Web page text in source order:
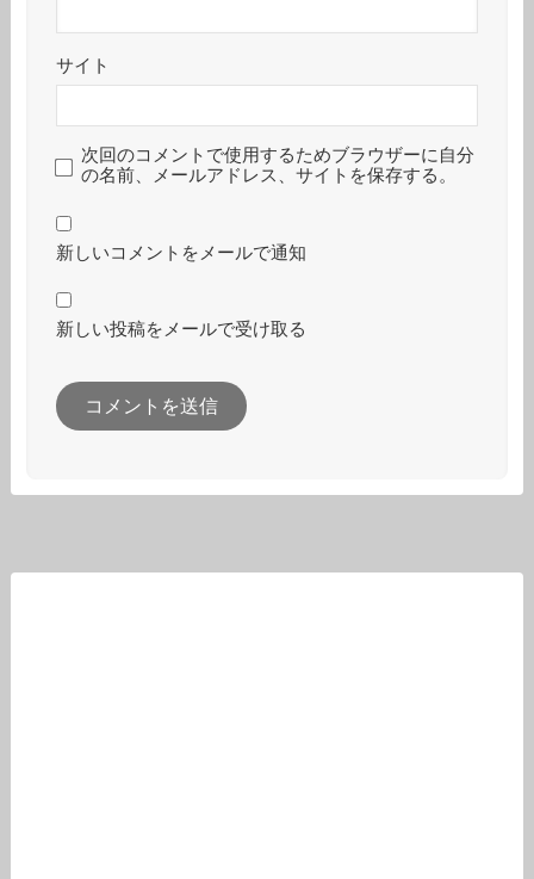
サイト
次回のコメントで使用するためブラウザーに自分
の名前、メールアドレス、サイトを保存する。
新しいコメントをメールで通知
新しい投稿をメールで受け取る